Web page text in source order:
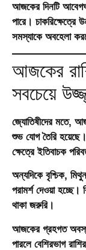
আজকের দিনটি
পারে। চাকরিক্ষেত্রে
সমস্যাকে অবহেলা
আজকের
সবচেয়ে
জ্যোতিষীদের মতে,
শুভ যোগ তৈরি
ক্ষেত্রে ইতিবাচক
অন্যদিকে বৃশ্চিক,
পরামর্শ দেওয়া
থাকা জরুরি।
আজকের গ্রহগত
পারলে বেশিরভাগ